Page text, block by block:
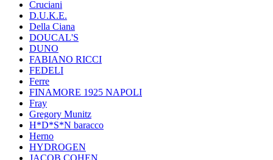
Cruciani
D.U.K.E.
Della Ciana
DOUCAL'S
DUNO
FABIANO RICCI
FEDELI
Ferre
FINAMORE 1925 NAPOLI
Fray
Gregory Munitz
H*D*S*N baracco
Herno
HYDROGEN
JACOB COHEN